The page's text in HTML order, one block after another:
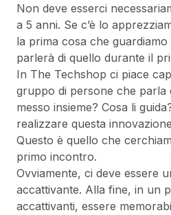
Non deve esserci
a 5 anni. Se c’è lo
la prima cosa che
parlerà di quello durante il
In The Techshop ci piace
gruppo di persone che parla
messo insieme? Cosa li
realizzare questa
Questo è quello che
primo incontro.
Ovviamente, ci deve essere
accattivante. Alla fine, in un
accattivanti, essere